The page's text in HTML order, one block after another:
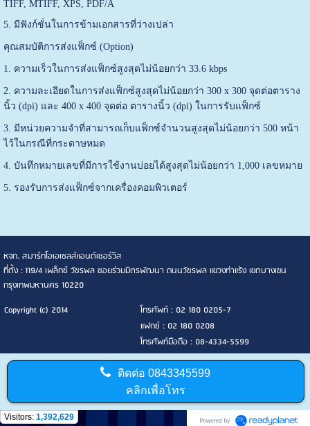
TIFF, MTIFF, XPS, PDF/A
5. มีฟังก์ชั่นในการข้ามเอกสารที่ว่างเปล่า
คุณสมบัติการส่งแฟ็กซ์ (Option)
1. ความเร็วในการส่งแฟ็กซ์สูงสุดไม่น้อยกว่า 33.6 kbps
2. ความละเอียดในการส่งแฟ็กซ์สูงสุดไม่น้อยกว่า 300 x 300 จุดต่อตาราง
นิ้ว (dpi) และ 400 x 400 จุดต่อ ตารางนิ้ว (dpi) ในการรับแฟ็กซ์
3. มีหน่วยความจำที่สามารถเก็บแฟ็กซ์จำนวนสูงสุดไม่น้อยกว่า 500 หน้า
ไว้ในกรณีที่กระดาษหมด
4. บันทึกหมายเลขที่มีการใช้งานบ่อยได้สูงสุดไม่น้อยกว่า 1,000 เลขหมาย
5. รองรับการส่งแฟ็กซ์จากเครื่องคอมพิวเตอร์
หจก. สมาร์ทโอเอเซลส์แอนด์เซอร์วิส
ที่ตั้ง : 119/4 เพล็กซ์ วัชรพล ซอยร่วมมิตรพัฒนา ถนนวัชรพล แขวงท่าแร้ง เขตบางเขน
กรุงเทพมหานคร 10220
Copyright (c) 2014
โทรศัพท์ : 02 180 0205-7
แฟกซ์ : 02 180 0208
โทรศัพท์มือถือ : 08-4334-5599
ติดต่อ0843345599
คลิกเพื่อโทร
Visitors: 1,392,629